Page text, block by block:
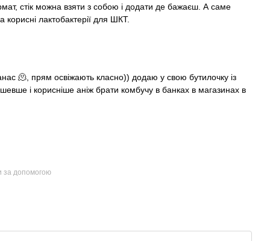
стік можна взяти з собою і додати де бажаєш. А саме
лактобактерії для ШКТ.
🫠, прям освіжають класно)) додаю у свою бутилочку із
і корисніше аніж брати комбучу в банках в магазинах в
за допомогою